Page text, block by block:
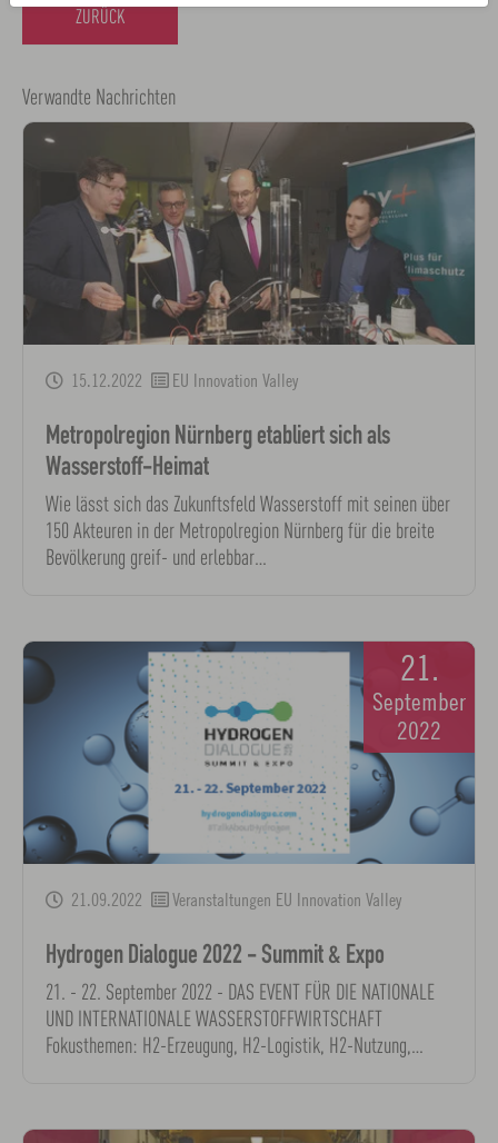
ZURÜCK
Verwandte Nachrichten
15.12.2022 EU Innovation Valley
Metropolregion Nürnberg etabliert sich als
Wasserstoff-Heimat
Wie lässt sich das Zukunftsfeld Wasserstoff mit seinen über
150 Akteuren in der Metropolregion Nürnberg für die breite
Bevölkerung greif- und erlebbar…
21.
September
2022
21.09.2022 Veranstaltungen EU Innovation Valley
Hydrogen Dialogue 2022 - Summit & Expo
21. - 22. September 2022 - DAS EVENT FÜR DIE NATIONALE
UND INTERNATIONALE WASSERSTOFFWIRTSCHAFT
Fokusthemen: H2-Erzeugung, H2-Logistik, H2-Nutzung,…